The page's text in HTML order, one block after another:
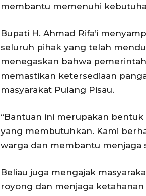
membantu memenuhi
Bupati H. Ahmad Rifa’i
seluruh pihak yang telah
menegaskan bahwa
memastikan ketersediaan
masyarakat Pulang Pisau.
“Bantuan ini merupakan
yang membutuhkan. Kami
warga dan membantu menjaga
Beliau juga mengajak
royong dan menjaga